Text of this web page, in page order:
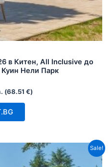
в Китен, All Inclusive до
Нели Парк
(68.51 €)
Sale!